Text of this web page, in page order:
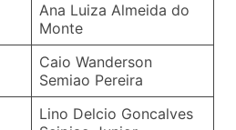
Ana Luiza Almeida do
Monte
Caio Wanderson
Semiao Pereira
Lino Delcio Goncalves